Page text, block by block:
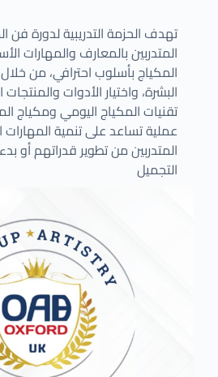
تهدف الحزمة التدريبية لدورة فن
المتدربين بالمعارف والمهارات
المكياج بأسلوب احترافي، من
البشرة، واختيار الأدوات
تقنيات المكياج اليومي ومكياج
عملية تساعد على تنمية
المتدربين من تطوير قدراتهم أو
التجميل